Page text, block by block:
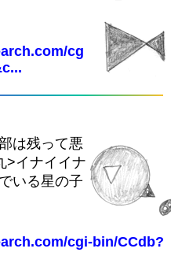
cg
は残って悪
>イナイイナ
いる星の子
cgi-bin/CCdb?